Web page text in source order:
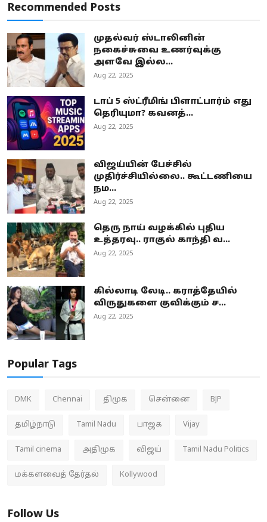
Recommended Posts
முதல்வர் ஸ்டாலினின்
நகைச்சுவை உணர்வுக்கு
அளவே இல்ல...
Aug 22, 2025
டாப் 5 ஸ்ட்ரீமிங் பிளாட்பார்ம் எது
தெரியுமா? கவனத்...
Aug 22, 2025
விஜய்யின் பேச்சில்
முதிர்ச்சியில்லை.. கூட்டணியை
நம...
Aug 22, 2025
தெரு நாய் வழக்கில் புதிய
உத்தரவு.. ராகுல் காந்தி வ...
Aug 22, 2025
கில்லாடி லேடி.. கராத்தேயில்
விருதுகளை குவிக்கும் ச...
Aug 22, 2025
Popular Tags
DMK Chennai திமுக சென்னை BJP
தமிழ்நாடு Tamil Nadu பாஜக Vijay
Tamil cinema அதிமுக விஜய் Tamil Nadu Politics
மக்களவைத் தேர்தல் Kollywood
Follow Us